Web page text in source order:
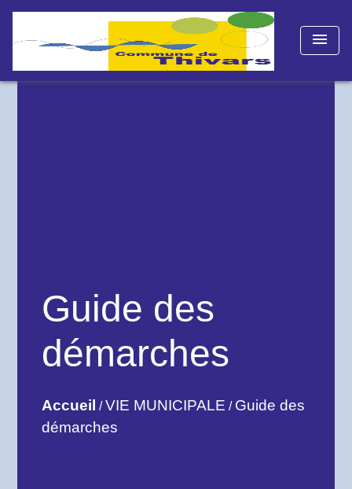
menu
Guide des
démarches
Accueil /VIE MUNICIPALE / Guide des
démarches